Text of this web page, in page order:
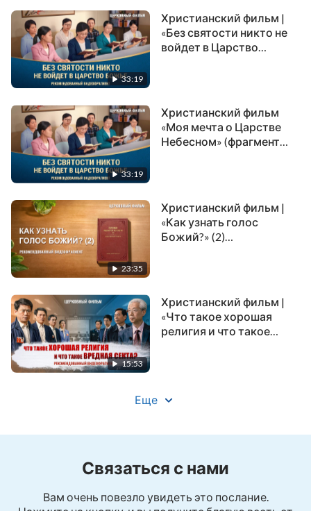
и поскольку проповеди и поступки пасторов и
старейшин согласуются с Библией и
основываются на Библии, мы должны
повиноваться им и следовать за ними. Итак,
соответствует ли истине такого рода
повиновение пасторам и старейшинам?
Представляет ли понимание библейских
знаний понимание истины и знание Бога? Какой
в точности подход к пасторам и старейшинам,
принять?
33:19
Христианский фильм |
«Без святости никто не
войдет в Царство
33:19
Христианский фильм
«Моя мечта о Царстве
Небесном» (фрагмент
23:35
Христианский фильм |
«Как узнать голос
Божий?» (2)
15:53
Христианский фильм |
«Что такое хорошая
религия и что такое
Еще
Связаться с нами
Вам очень повезло увидеть это послание.